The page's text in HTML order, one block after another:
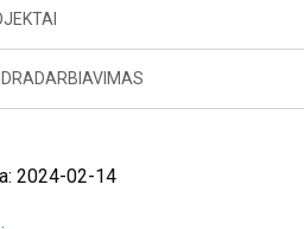
2024-02-14